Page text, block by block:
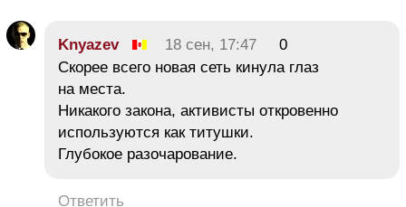
Knyazev 18 сен, 17:47
0
Скорее всего новая сеть кинула глаз
на места.
Никакого закона, активисты откровенно
используются как титушки.
Глубокое разочарование.
Ответить